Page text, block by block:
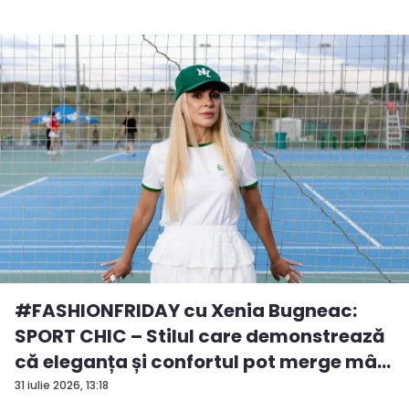
31 iulie 2026, 13:18
#FASHIONFRIDAY cu Xenia Bugneac:
SPORT CHIC – Stilul care demonstrează
că eleganța și confortul pot merge mâ...